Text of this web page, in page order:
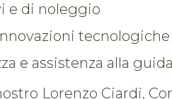
e di noleggio
tecnologiche
e assistenza alla guida
Lorenzo Ciardi,